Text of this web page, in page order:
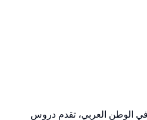
في الوطن العربي، تقدم دروس